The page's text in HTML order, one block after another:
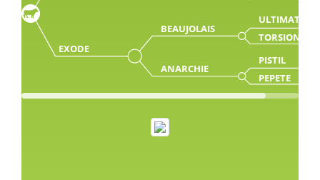
EXODE
BEAUJOLAIS
ULTIMATUM
TORSION
ANARCHIE
PISTIL
PEPETE